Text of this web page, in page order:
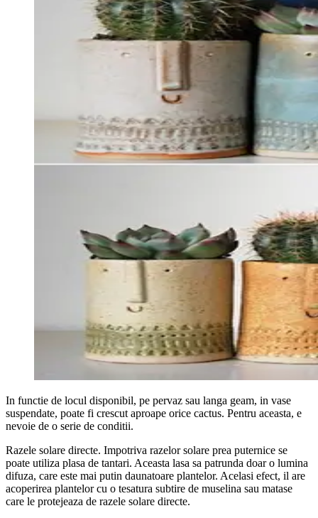
In functie de locul disponibil, pe pervaz sau langa geam, in vase
suspendate, poate fi crescut aproape orice cactus. Pentru aceasta, e
nevoie de o serie de conditii.
Razele solare directe. Impotriva razelor solare prea puternice se
poate utiliza plasa de tantari. Aceasta lasa sa patrunda doar o lumina
difuza, care este mai putin daunatoare plantelor. Acelasi efect, il are
acoperirea plantelor cu o tesatura subtire de muselina sau matase
care le protejeaza de razele solare directe.